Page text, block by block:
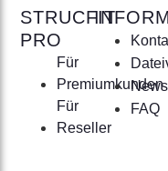
STRUCFIT
PRO
Für
Premiumkunden
Für
Reseller
News
FAQ